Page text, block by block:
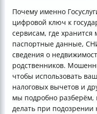
фишинговом сайте?
6. Как защитить
аккаунты?
7. Куда обращаться
мошенничество?
Итог
Почему именно
цифровой ключ к
сервисам, где
паспортные данные,
сведения о
родственников.
чтобы использовать
налоговых вычетов и
мы подробно разберём,
делать при подозрении